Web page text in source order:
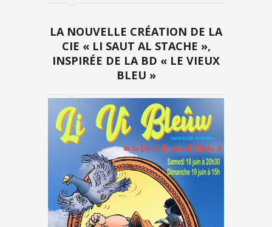
LA NOUVELLE CRÉATION DE LA
CIE « LI SAUT AL STACHE »,
INSPIRÉE DE LA BD « LE VIEUX
BLEU »